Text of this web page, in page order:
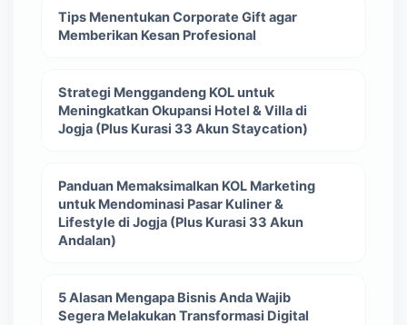
Tips Menentukan Corporate Gift agar
Memberikan Kesan Profesional
Strategi Menggandeng KOL untuk
Meningkatkan Okupansi Hotel & Villa di
Jogja (Plus Kurasi 33 Akun Staycation)
Panduan Memaksimalkan KOL Marketing
untuk Mendominasi Pasar Kuliner &
Lifestyle di Jogja (Plus Kurasi 33 Akun
Andalan)
5 Alasan Mengapa Bisnis Anda Wajib
Segera Melakukan Transformasi Digital